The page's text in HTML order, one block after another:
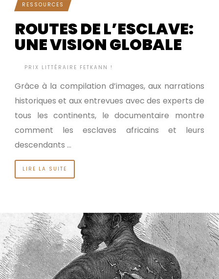
RESSOURCES
ROUTES DE L’ESCLAVE:
UNE VISION GLOBALE
PRIX LITTÉRAIRE FETKANN !
Grâce à la compilation d’images, aux narrations
historiques et aux entrevues avec des experts de
tous les continents, le documentaire montre
comment les esclaves africains et leurs
descendants …
LIRE LA SUITE